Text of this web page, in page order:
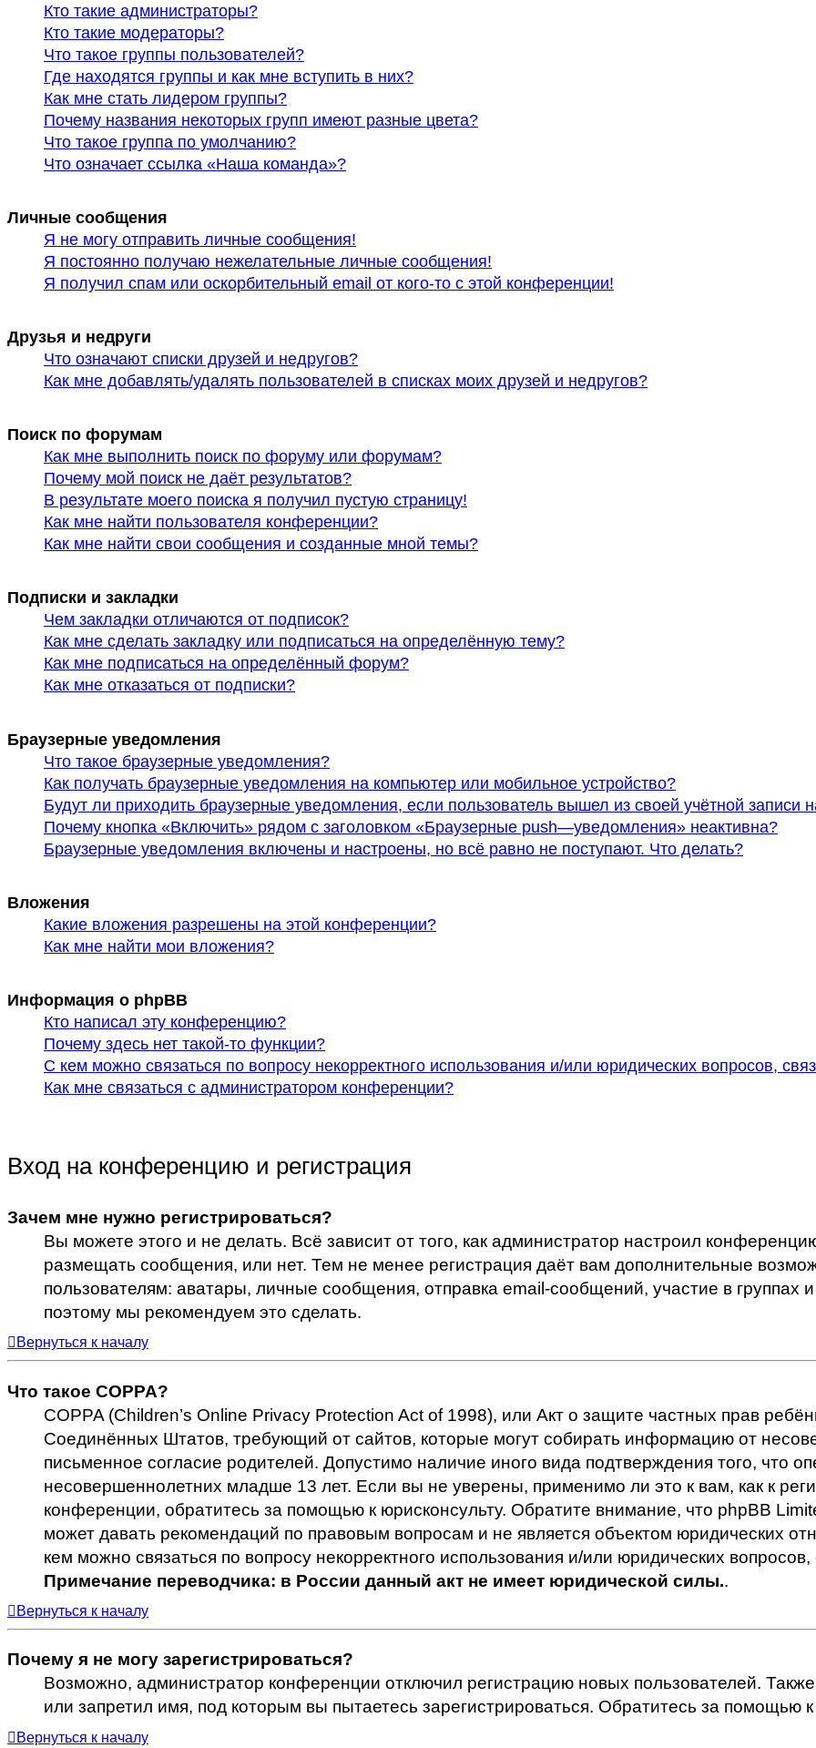
Кто такие администраторы?
Кто такие модераторы?
Что такое группы пользователей?
Где находятся группы и как мне вступить в них?
Как мне стать лидером группы?
Почему названия некоторых групп имеют разные цвета?
Что такое группа по умолчанию?
Что означает ссылка «Наша команда»?
Личные сообщения
Я не могу отправить личные сообщения!
Я постоянно получаю нежелательные личные сообщения!
Я получил спам или оскорбительный email от кого-то с этой конференции!
Друзья и недруги
Что означают списки друзей и недругов?
Как мне добавлять/удалять пользователей в списках моих друзей и недругов?
Поиск по форумам
Как мне выполнить поиск по форуму или форумам?
Почему мой поиск не даёт результатов?
В результате моего поиска я получил пустую страницу!
Как мне найти пользователя конференции?
Как мне найти свои сообщения и созданные мной темы?
Подписки и закладки
Чем закладки отличаются от подписок?
Как мне сделать закладку или подписаться на определённую тему?
Как мне подписаться на определённый форум?
Как мне отказаться от подписки?
Браузерные уведомления
Что такое браузерные уведомления?
Как получать браузерные уведомления на компьютер или мобильное устройство?
Будут ли приходить браузерные уведомления, если пользователь вышел из своей учётной записи
Почему кнопка «Включить» рядом с заголовком «Браузерные push—уведомления» неактивна?
Браузерные уведомления включены и настроены, но всё равно не поступают. Что делать?
Вложения
Какие вложения разрешены на этой конференции?
Как мне найти мои вложения?
Информация о phpBB
Кто написал эту конференцию?
Почему здесь нет такой-то функции?
С кем можно связаться по вопросу некорректного использования и/или юридических вопросов,
Как мне связаться с администратором конференции?
Вход на конференцию и регистрация
Зачем мне нужно регистрироваться?
Вы можете этого и не делать. Всё зависит от того, как администратор настроил
размещать сообщения, или нет. Тем не менее регистрация даёт вам дополнительные
пользователям: аватары, личные сообщения, отправка email-сообщений, участие в группах
поэтому мы рекомендуем это сделать.
Вернуться к началу
Что такое COPPA?
COPPA (Children’s Online Privacy Protection Act of 1998), или Акт о защите частных прав
Соединённых Штатов, требующий от сайтов, которые могут собирать информацию от
письменное согласие родителей. Допустимо наличие иного вида подтверждения того, что
несовершеннолетних младше 13 лет. Если вы не уверены, применимо ли это к вам, как к
конференции, обратитесь за помощью к юрисконсульту. Обратите внимание, что phpBB
может давать рекомендаций по правовым вопросам и не является объектом юридических
кем можно связаться по вопросу некорректного использования и/или юридических
Примечание переводчика: в России данный акт не имеет юридической силы..
Вернуться к началу
Почему я не могу зарегистрироваться?
Возможно, администратор конференции отключил регистрацию новых пользователей.
или запретил имя, под которым вы пытаетесь зарегистрироваться. Обратитесь за помощью
Вернуться к началу